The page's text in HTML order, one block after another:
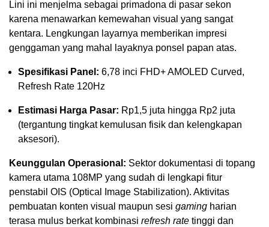
Lini ini menjelma sebagai primadona di pasar sekon
karena menawarkan kemewahan visual yang sangat
kentara. Lengkungan layarnya memberikan impresi
genggaman yang mahal layaknya ponsel papan atas.
Spesifikasi Panel: 6,78 inci FHD+ AMOLED Curved,
Refresh Rate 120Hz
Estimasi Harga Pasar: Rp1,5 juta hingga Rp2 juta
(tergantung tingkat kemulusan fisik dan kelengkapan
aksesori).
Keunggulan Operasional: Sektor dokumentasi di topang
kamera utama 108MP yang sudah di lengkapi fitur
penstabil OIS (Optical Image Stabilization). Aktivitas
pembuatan konten visual maupun sesi gaming harian
terasa mulus berkat kombinasi refresh rate tinggi dan